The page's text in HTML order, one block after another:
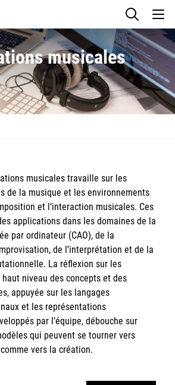
musicales
musicales travaille sur les
de la musique et les environnements
et l’interaction musicales. Ces
applications dans les domaines de la
par ordinateur (CAO), de la
de l’interprétation et de la
La réflexion sur les
niveau des concepts et des
appuyée sur les langages
et les représentations
par l’équipe, débouche sur
qui peuvent se tourner vers
vers la création.